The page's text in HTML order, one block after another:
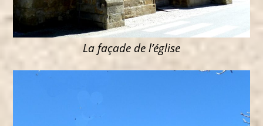
La façade de l’église